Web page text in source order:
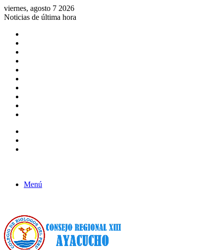
viernes, agosto 7 2026
Noticias de última hora
Menú